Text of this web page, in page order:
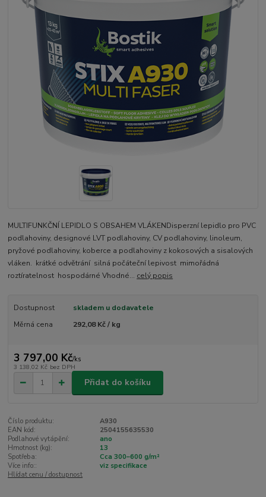
MULTIFUNKČNÍ LEPIDLO S OBSAHEM VLÁKENDisperzní lepidlo pro PVC
podlahoviny, designové LVT podlahoviny, CV podlahoviny, linoleum,
pryžové podlahoviny, koberce a podlahoviny z kokosových a sisalových
vláken. krátké odvětrání silná počáteční lepivost mimořádná
roztíratelnost hospodárné Vhodné... celý popis
Dostupnost
skladem u dodavatele
Měrná cena
292,08 Kč / kg
3 797,00 Kč/ks
3 138,02 Kč bez DPH
Přidat do košíku
Číslo produktu:
A930
EAN kód:
2504155635530
Podlahové vytápění:
ano
Hmotnost (kg):
13
Spotřeba:
Cca 300–600 g/m²
Více info::
viz specifikace
Hlídat cenu / dostupnost